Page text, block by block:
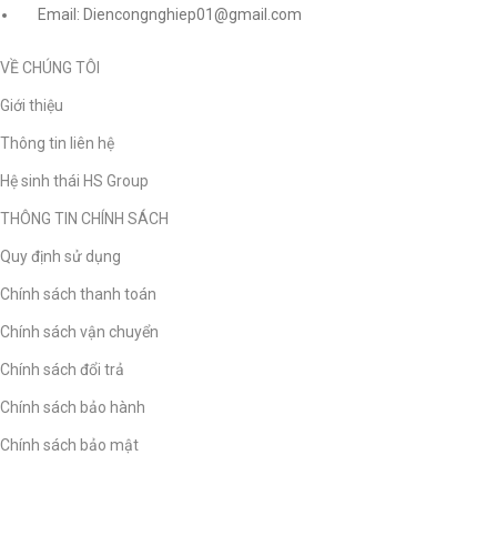
Email: Diencongnghiep01@gmail.com
VỀ CHÚNG TÔI
Giới thiệu
Thông tin liên hệ
Hệ sinh thái HS Group
THÔNG TIN CHÍNH SÁCH
Quy định sử dụng
Chính sách thanh toán
Chính sách vận chuyển
Chính sách đổi trả
Chính sách bảo hành
Chính sách bảo mật